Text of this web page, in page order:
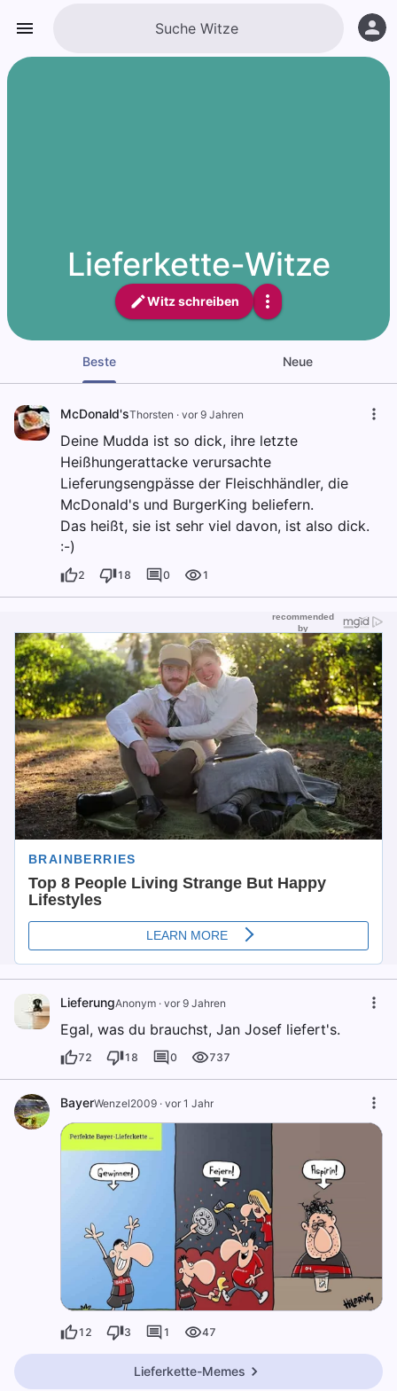
Lieferkette-Witze
Witz schreiben
Beste Neue
McDonald'sThorsten · vor 9 Jahren
Deine Mudda ist so dick, ihre letzte
Heißhungerattacke verursachte
Lieferungsengpässe der Fleischhändler, die
McDonald's und BurgerKing beliefern.
Das heißt, sie ist sehr viel davon, ist also dick.
:-)
2 18 0 1
LieferungAnonym · vor 9 Jahren
Egal, was du brauchst, Jan Josef liefert's.
72 18 0 737
BayerWenzel2009 · vor 1 Jahr
12 3 1 47
Lieferkette-Memes